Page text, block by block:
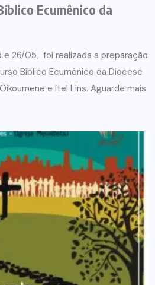
Ecumênico da
e 26/05, foi realizada a preparação
Bíblico Ecumênico da Diocese
e Itel Lins. Aguarde mais